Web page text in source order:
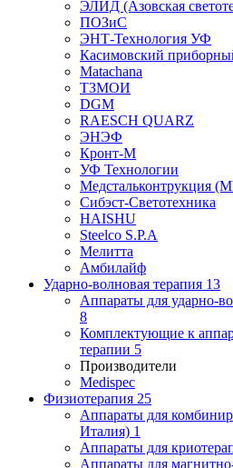
ЭЛИД (Азовская
ПОЗиС
ЭНТ-Технология УФ
Касимовский
Matachana
ТЗМОИ
DGM
RAESCH QUARZ
ЭНЭФ
Кронт-М
УФ Технологии
Медстальконтрукция
Сибэст-Светотехника
HAISHU
Steelco S.P.A
Мелитта
Амбилайф
Ударно-волновая терапия 13
Аппараты для ударно-
8
Комплектующие к
терапии 5
Производители
Medispec
Физиотерапия 25
Аппараты для
Италия) 1
Аппараты для
Аппараты для